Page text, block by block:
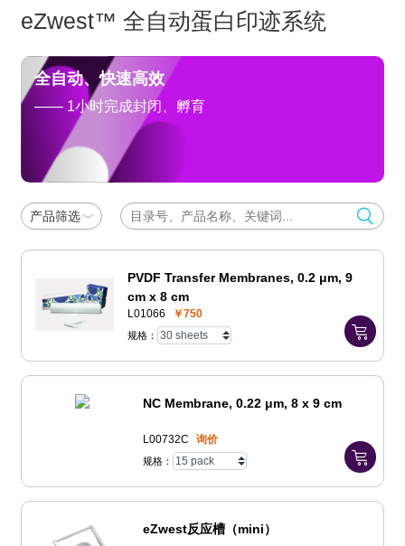
eZwest™ 全自动蛋白印迹系统
全自动、快速高效
—— 1小时完成封闭、孵育
产品筛选
PVDF Transfer Membranes, 0.2 μm, 9
cm x 8 cm
L01066 ￥750
规格：
NC Membrane, 0.22 μm, 8 x 9 cm
L00732C 询价
规格：
eZwest反应槽（mini）